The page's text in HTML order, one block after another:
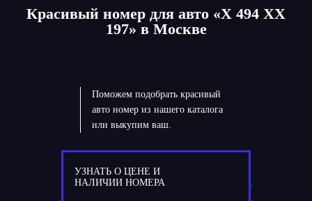
Красивый номер для авто «Х 494 ХХ
197» в Москве
Поможем подобрать красивый
авто номер из нашего каталога
или выкупим ваш.
УЗНАТЬ О ЦЕНЕ И
НАЛИЧИИ НОМЕРА